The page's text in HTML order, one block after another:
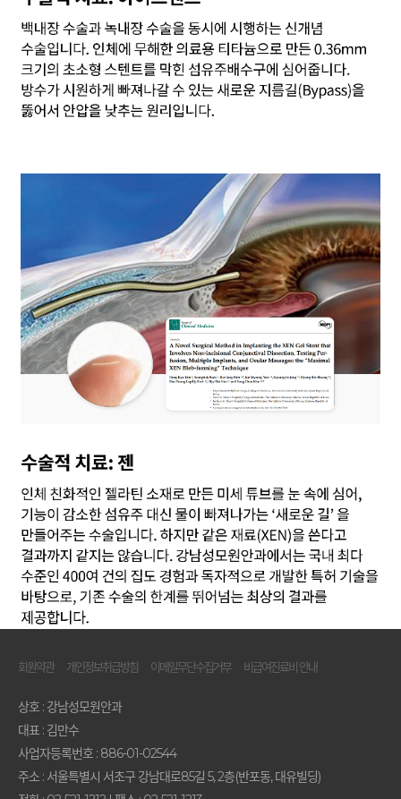
회원약관 개인정보취급방침 이메일무단수집거부 비급여진료비 안내
상호 : 강남성모원안과
대표 : 김만수
사업자등록번호 : 886-01-02544
주소 : 서울특별시 서초구 강남대로85길 5, 2층(반포동, 대유빌딩)